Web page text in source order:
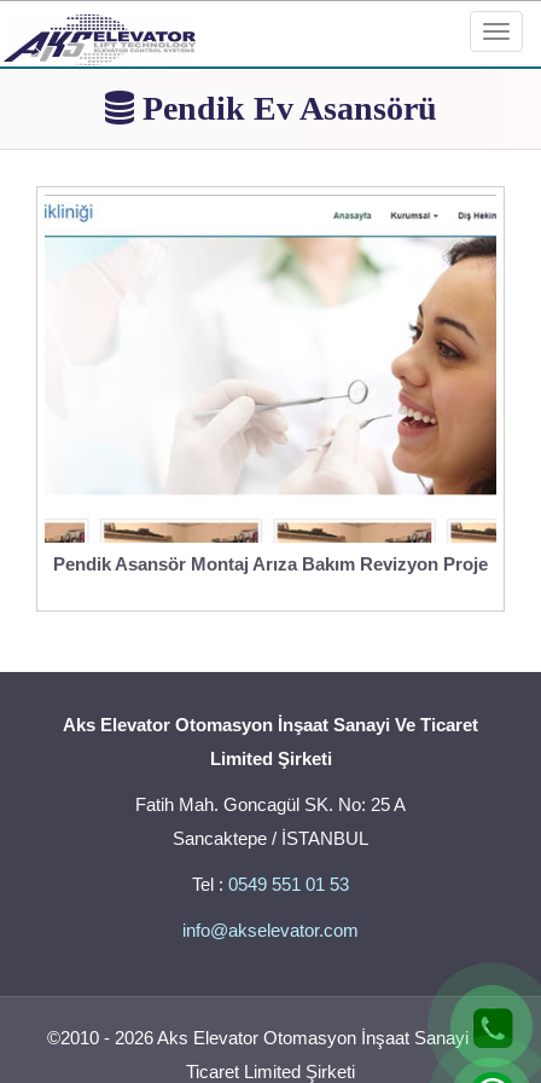
Pendik Ev Asansörü
Pendik Asansör Montaj Arıza Bakım Revizyon Proje
Aks Elevator Otomasyon İnşaat Sanayi Ve Ticaret
Limited Şirketi
Fatih Mah. Goncagül SK. No: 25 A
Sancaktepe / İSTANBUL
Tel : 0549 551 01 53
info@akselevator.com
©2010 - 2026 Aks Elevator Otomasyon İnşaat Sanayi Ve
Ticaret Limited Şirketi